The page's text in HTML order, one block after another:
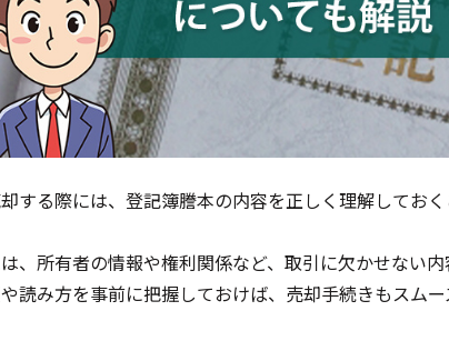
する際には、登記簿謄本の内容を正しく理解してお
、所有者の情報や権利関係など、取引に欠かせない内
読み方を事前に把握しておけば、売却手続きもスム